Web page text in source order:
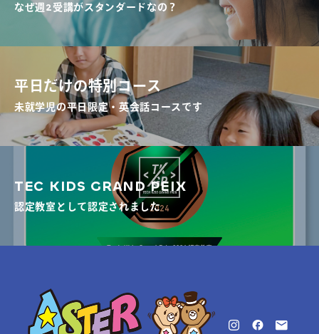
なぜ週2受講がスタンダードなの？
平日だけの特別コース
未就学児の平日限定・英会話コースです
TEC KIDS GRAND PEIX
認定教室として認定されました